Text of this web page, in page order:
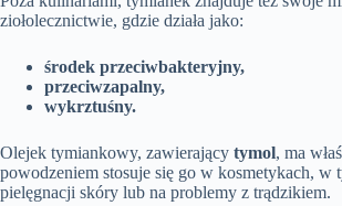
ziołolecznictwie, gdzie działa jako:
środek przeciwbakteryjny,
przeciwzapalny,
wykrztuśny.
Olejek tymiankowy, zawierający tymol, ma
powodzeniem stosuje się go w kosmetykach, w
pielęgnacji skóry lub na problemy z trądzikiem.